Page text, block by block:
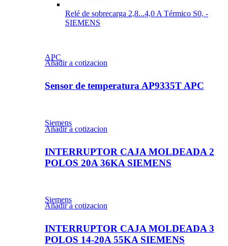
Relé de sobrecarga 2,8...4,0 A Térmico S0, -
SIEMENS
APC
Añadir a cotizacion
Sensor de temperatura AP9335T APC
Siemens
Añadir a cotizacion
INTERRUPTOR CAJA MOLDEADA 2
POLOS 20A 36KA SIEMENS
Siemens
Añadir a cotizacion
INTERRUPTOR CAJA MOLDEADA 3
POLOS 14-20A 55KA SIEMENS